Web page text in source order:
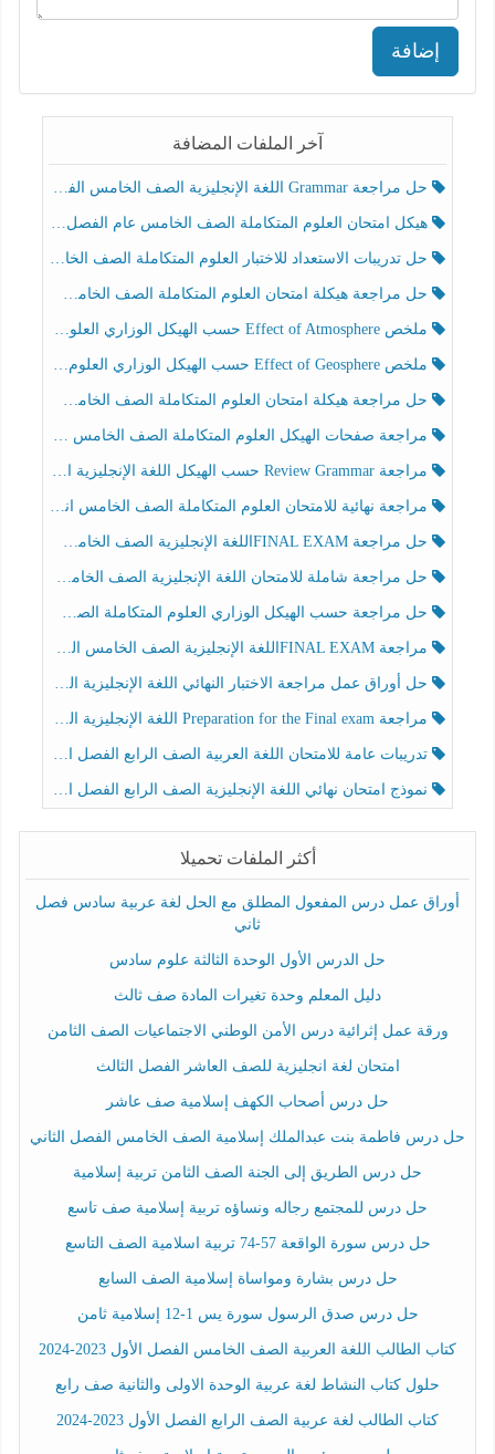
إضافة
آخر الملفات المضافة
حل مراجعة Grammar اللغة الإنجليزية الصف الخامس الفصل الثالث
هيكل امتحان العلوم المتكاملة الصف الخامس عام الفصل الدراسي الثالث 2025-2026
حل تدريبات الاستعداد للاختبار العلوم المتكاملة الصف الخامس عام الفصل الثالث
حل مراجعة هيكلة امتحان العلوم المتكاملة الصف الخامس انسبير الفصل الثالث
ملخص Effect of Atmosphere حسب الهيكل الوزاري العلوم المتكاملة الصف الخامس انسبير الفصل الثالث
ملخص Effect of Geosphere حسب الهيكل الوزاري العلوم المتكاملة الصف الخامس انسبير الفصل الثالث
حل مراجعة هيكلة امتحان العلوم المتكاملة الصف الخامس عام الفصل الثالث
مراجعة صفحات الهيكل العلوم المتكاملة الصف الخامس انسبير الفصل الثالث
مراجعة Review Grammar حسب الهيكل اللغة الإنجليزية الصف الخامس الفصل الثالث
مراجعة نهائية للامتحان العلوم المتكاملة الصف الخامس انسبير الفصل الثالث
حل مراجعة FINAL EXAMاللغة الإنجليزية الصف الخامس الفصل الثالث
حل مراجعة شاملة للامتحان اللغة الإنجليزية الصف الخامس الفصل الثالث
حل مراجعة حسب الهيكل الوزاري العلوم المتكاملة الصف الخامس عام الفصل الثالث
مراجعة FINAL EXAMاللغة الإنجليزية الصف الخامس الفصل الثالث
حل أوراق عمل مراجعة الاختبار النهائي اللغة الإنجليزية الصف الرابع الفصل الثالث
مراجعة Preparation for the Final exam اللغة الإنجليزية الصف الرابع الفصل الثالث
تدريبات عامة للامتحان اللغة العربية الصف الرابع الفصل الثالث
نموذج امتحان نهائي اللغة الإنجليزية الصف الرابع الفصل الثالث
أكثر الملفات تحميلا
أوراق عمل درس المفعول المطلق مع الحل لغة عربية سادس فصل
ثاني
حل الدرس الأول الوحدة الثالثة علوم سادس
دليل المعلم وحدة تغيرات المادة صف ثالث
ورقة عمل إثرائية درس الأمن الوطني الاجتماعيات الصف الثامن
امتحان لغة انجليزية للصف العاشر الفصل الثالث
حل درس أصحاب الكهف إسلامية صف عاشر
حل درس فاطمة بنت عبدالملك إسلامية الصف الخامس الفصل الثاني
حل درس الطريق إلى الجنة الصف الثامن تربية إسلامية
حل درس للمجتمع رجاله ونساؤه تربية إسلامية صف تاسع
حل درس سورة الواقعة 57-74 تربية اسلامية الصف التاسع
حل درس بشارة ومواساة إسلامية الصف السابع
حل درس صدق الرسول سورة يس 1-12 إسلامية ثامن
كتاب الطالب اللغة العربية الصف الخامس الفصل الأول 2023-2024
حلول كتاب النشاط لغة عربية الوحدة الاولى والثانية صف رابع
كتاب الطالب لغة عربية الصف الرابع الفصل الأول 2023-2024